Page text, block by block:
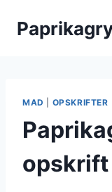
MAD OPSKRIFTER
opskrift